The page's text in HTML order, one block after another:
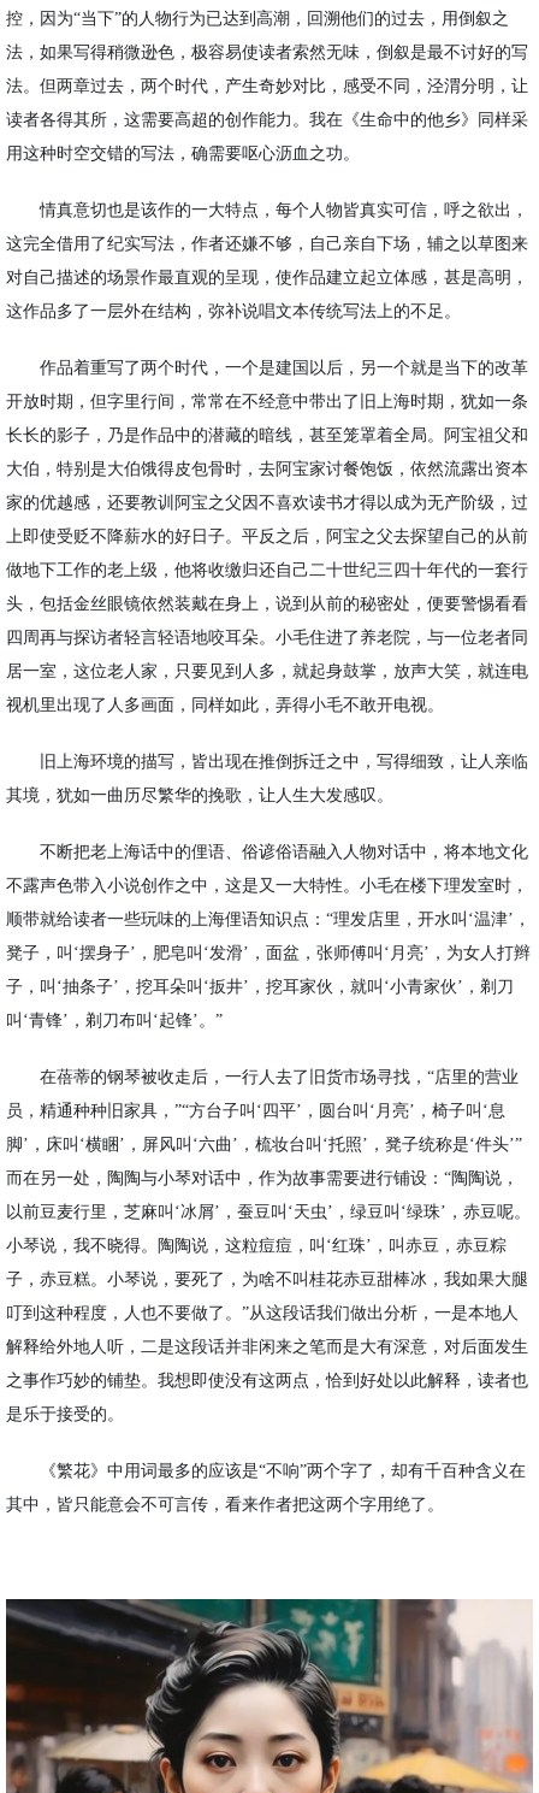
控，因为“当下”的人物行为已达到高潮，回溯他们的过去，用倒叙之
法，如果写得稍微逊色，极容易使读者索然无味，倒叙是最不讨好的写
法。但两章过去，两个时代，产生奇妙对比，感受不同，泾渭分明，让
读者各得其所，这需要高超的创作能力。我在《生命中的他乡》同样采
用这种时空交错的写法，确需要呕心沥血之功。
情真意切也是该作的一大特点，每个人物皆真实可信，呼之欲出，
这完全借用了纪实写法，作者还嫌不够，自己亲自下场，辅之以草图来
对自己描述的场景作最直观的呈现，使作品建立起立体感，甚是高明，
这作品多了一层外在结构，弥补说唱文本传统写法上的不足。
作品着重写了两个时代，一个是建国以后，另一个就是当下的改革
开放时期，但字里行间，常常在不经意中带出了旧上海时期，犹如一条
长长的影子，乃是作品中的潜藏的暗线，甚至笼罩着全局。阿宝祖父和
大伯，特别是大伯饿得皮包骨时，去阿宝家讨餐饱饭，依然流露出资本
家的优越感，还要教训阿宝之父因不喜欢读书才得以成为无产阶级，过
上即使受贬不降薪水的好日子。平反之后，阿宝之父去探望自己的从前
做地下工作的老上级，他将收缴归还自己二十世纪三四十年代的一套行
头，包括金丝眼镜依然装戴在身上，说到从前的秘密处，便要警惕看看
四周再与探访者轻言轻语地咬耳朵。小毛住进了养老院，与一位老者同
居一室，这位老人家，只要见到人多，就起身鼓掌，放声大笑，就连电
视机里出现了人多画面，同样如此，弄得小毛不敢开电视。
旧上海环境的描写，皆出现在推倒拆迁之中，写得细致，让人亲临
其境，犹如一曲历尽繁华的挽歌，让人生大发感叹。
不断把老上海话中的俚语、俗谚俗语融入人物对话中，将本地文化
不露声色带入小说创作之中，这是又一大特性。小毛在楼下理发室时，
顺带就给读者一些玩味的上海俚语知识点： “理发店里，开水叫 ‘温津’ ，
凳子，叫 ‘摆身子’ ，肥皂叫 ‘发滑’ ，面盆，张师傅叫 ‘ 月亮’ ，为女人打辫
子，叫 ‘抽条子’ ，挖耳朵叫 ‘扳井’ ，挖耳家伙，就叫 ‘小青家伙’ ，剃刀
叫 ‘青锋’ ，剃刀布叫 ‘起锋’。 ”
在蓓蒂的钢琴被收走后，一行人去了旧货市场寻找， “店里的营业
员，精通种种旧家具， ”“方台子叫 ‘ 四平’ ，圆台叫 ‘ 月亮’ ，椅子叫 ‘息
脚’ ，床叫 ‘横睏 ’ ，屏风叫 ‘六曲 ’ ，梳妆台叫 ‘托照’ ，凳子统称是‘件头’”
而在另一处，陶陶与小琴对话中，作为故事需要进行铺设：“陶陶说，
以前豆麦行里，芝麻叫‘冰屑’，蚕豆叫‘天虫’，绿豆叫‘绿珠’，赤豆呢。
小琴说，我不晓得。陶陶说，这粒痘痘，叫‘红珠’，叫赤豆，赤豆粽
子，赤豆糕。小琴说，要死了，为啥不叫桂花赤豆甜棒冰，我如果大腿
叮到这种程度，人也不要做了。”从这段话我们做出分析，一是本地人
解释给外地人听，二是这段话并非闲来之笔而是大有深意，对后面发生
之事作巧妙的铺垫。我想即使没有这两点，恰到好处以此解释，读者也
是乐于接受的。
《繁花》中用词最多的应该是“不响”两个字了，却有千百种含义在
其中，皆只能意会不可言传，看来作者把这两个字用绝了。